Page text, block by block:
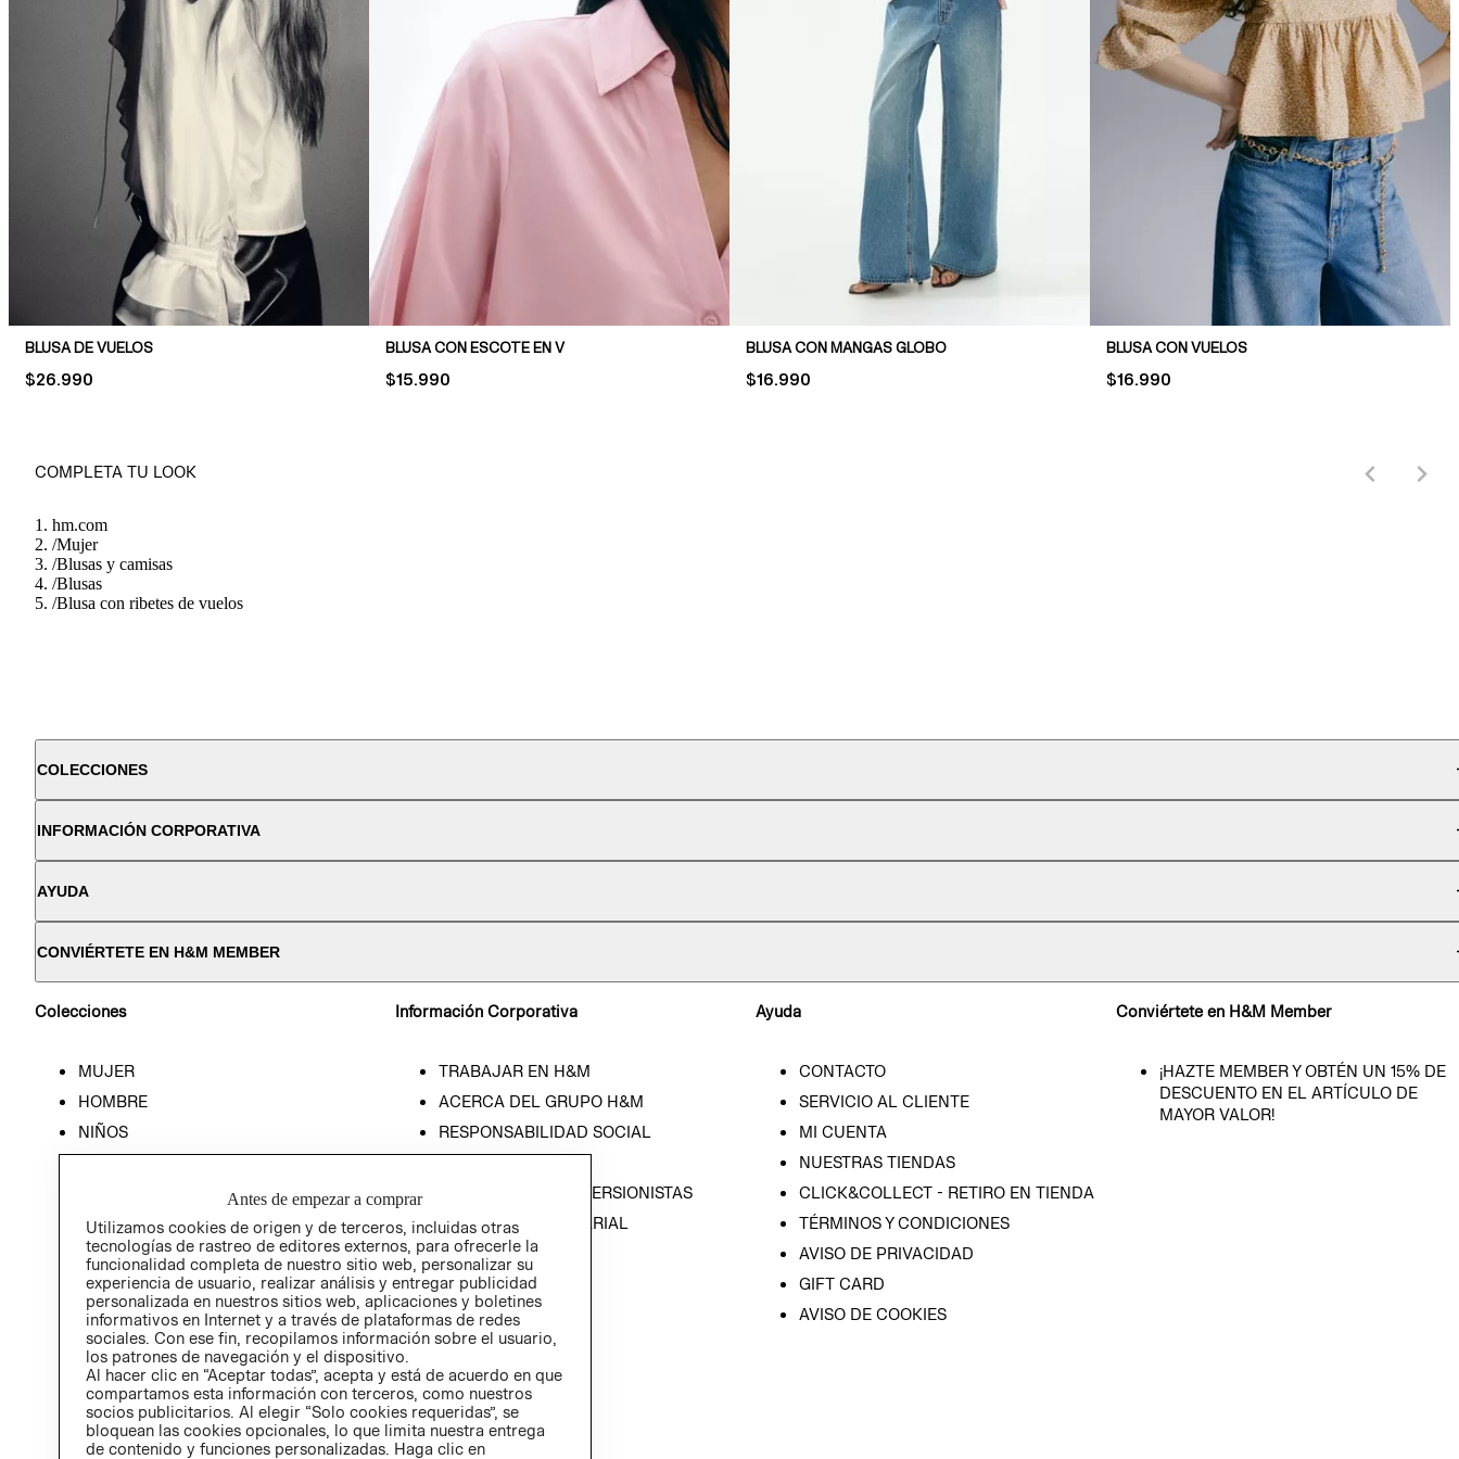
BLUSA DE VUELOS
PRICE:
$26.990
BLUSA CON ESCOTE EN V
PRICE:
$15.990
BLUSA CON MANGAS GLOBO
PRICE:
$16.990
BLUSA CON VUELOS
PRICE:
$16.990
COMPLETA TU LOOK
hm.com
/Mujer
/Blusas y camisas
/Blusas
/Blusa con ribetes de vuelos
COLECCIONES
INFORMACIÓN CORPORATIVA
AYUDA
CONVIÉRTETE EN H&M MEMBER
Colecciones
MUJER
HOMBRE
NIÑOS
Información Corporativa
TRABAJAR EN H&M
ACERCA DEL GRUPO H&M
RESPONSABILIDAD SOCIAL
RELACIÓN CON INVERSIONISTAS
POLÍTICA EMPRESARIAL
Ayuda
CONTACTO
SERVICIO AL CLIENTE
MI CUENTA
NUESTRAS TIENDAS
CLICK&COLLECT - RETIRO EN TIENDA
TÉRMINOS Y CONDICIONES
AVISO DE PRIVACIDAD
GIFT CARD
AVISO DE COOKIES
Conviértete en H&M Member
¡HAZTE MEMBER Y OBTÉN UN 15% DE
DESCUENTO EN EL ARTÍCULO DE
MAYOR VALOR!
Antes de empezar a comprar
Utilizamos cookies de origen y de terceros, incluidas otras
tecnologías de rastreo de editores externos, para ofrecerle la
funcionalidad completa de nuestro sitio web, personalizar su
experiencia de usuario, realizar análisis y entregar publicidad
personalizada en nuestros sitios web, aplicaciones y boletines
informativos en Internet y a través de plataformas de redes
sociales. Con ese fin, recopilamos información sobre el usuario,
los patrones de navegación y el dispositivo.
Al hacer clic en “Aceptar todas”, acepta y está de acuerdo en que
compartamos esta información con terceros, como nuestros
socios publicitarios. Al elegir “Solo cookies requeridas”, se
bloquean las cookies opcionales, lo que limita nuestra entrega
de contenido y funciones personalizadas. Haga clic en